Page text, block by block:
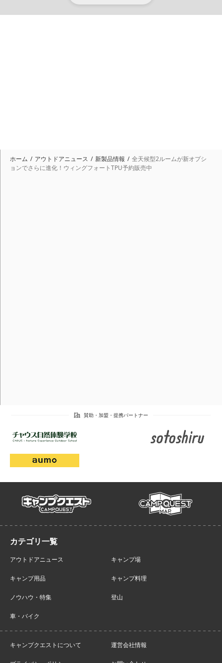
ホーム アウトドアニュース 新製品情報
全天候型2ルームが新オプシ
ョンでさらに進化！ウィングフォートTPU予約販売中
campquest campmap
アウトドアニュース キャンプ場
キャンプ用品 キャンプ料理
ノウハウ・特集 登山
車・バイク
キャンプクエストについて 運営会社情報